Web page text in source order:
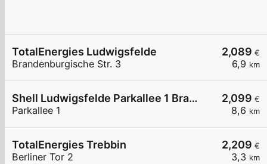
2,089 €
6,9 km
TotalEnergies Ludwigsfelde
Brandenburgische Str. 3
2,099 €
8,6 km
Shell Ludwigsfelde Parkallee 1 Brandenburg Park
Parkallee 1
2,209 €
3,3 km
TotalEnergies Trebbin
Berliner Tor 2